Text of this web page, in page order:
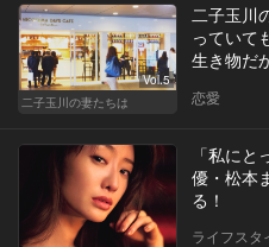
Vol.5
二子玉川の妻たちは
二子玉川
っていて
生き物だ
恋愛
「私に
優・松本
る！
ライフスタ